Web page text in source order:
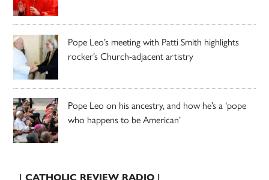
Pope Leo’s meeting with Patti Smith highlights
rocker’s Church-adjacent artistry
Pope Leo on his ancestry, and how he’s a ‘pope
who happens to be American’
| CATHOLIC REVIEW RADIO |